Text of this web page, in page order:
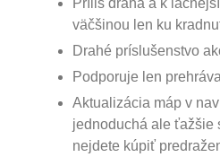
Príliš drahá a k
väčšinou len ku
Drahé príslušenstvo
Podporuje len
Aktualizácia máp v
jednoduchá ale ťažšie
nejdete kúpiť